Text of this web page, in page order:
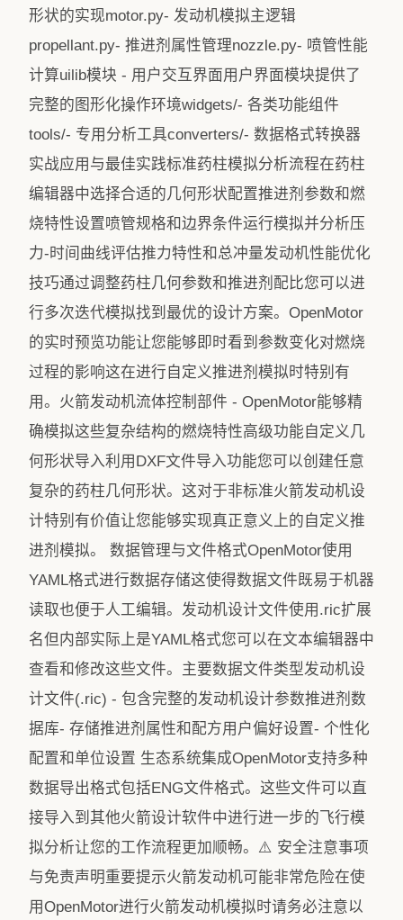
形状的实现motor.py- 发动机模拟主逻辑
propellant.py- 推进剂属性管理nozzle.py- 喷管性能
计算uilib模块 - 用户交互界面用户界面模块提供了
完整的图形化操作环境widgets/- 各类功能组件
tools/- 专用分析工具converters/- 数据格式转换器
实战应用与最佳实践标准药柱模拟分析流程在药柱
编辑器中选择合适的几何形状配置推进剂参数和燃
烧特性设置喷管规格和边界条件运行模拟并分析压
力-时间曲线评估推力特性和总冲量发动机性能优化
技巧通过调整药柱几何参数和推进剂配比您可以进
行多次迭代模拟找到最优的设计方案。OpenMotor
的实时预览功能让您能够即时看到参数变化对燃烧
过程的影响这在进行自定义推进剂模拟时特别有
用。火箭发动机流体控制部件 - OpenMotor能够精
确模拟这些复杂结构的燃烧特性高级功能自定义几
何形状导入利用DXF文件导入功能您可以创建任意
复杂的药柱几何形状。这对于非标准火箭发动机设
计特别有价值让您能够实现真正意义上的自定义推
进剂模拟。 数据管理与文件格式OpenMotor使用
YAML格式进行数据存储这使得数据文件既易于机器
读取也便于人工编辑。发动机设计文件使用.ric扩展
名但内部实际上是YAML格式您可以在文本编辑器中
查看和修改这些文件。主要数据文件类型发动机设
计文件(.ric) - 包含完整的发动机设计参数推进剂数
据库- 存储推进剂属性和配方用户偏好设置- 个性化
配置和单位设置 生态系统集成OpenMotor支持多种
数据导出格式包括ENG文件格式。这些文件可以直
接导入到其他火箭设计软件中进行进一步的飞行模
拟分析让您的工作流程更加顺畅。⚠️ 安全注意事项
与免责声明重要提示火箭发动机可能非常危险在使
用OpenMotor进行火箭发动机模拟时请务必注意以